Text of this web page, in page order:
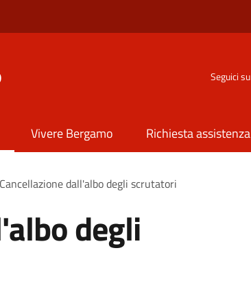
Seguici su
Vivere Bergamo Richiesta assistenza
Cancellazione dall'albo degli scrutatori
degli